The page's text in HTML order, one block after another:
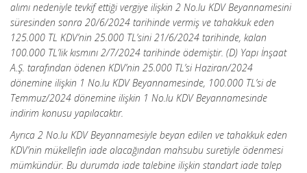
alımı nedeniyle tevkif ettiği vergiye ilişkin 2 No.lu KDV Beyannamesini
süresinden sonra 20/6/2024 tarihinde vermiş ve tahakkuk eden
125.000 TL KDV’nin 25.000 TL’sini 21/6/2024 tarihinde, kalan
100.000 TL’lik kısmını 2/7/2024 tarihinde ödemiştir. (D) Yapı İnşaat
A.Ş. tarafından ödenen KDV’nin 25.000 TL’si Haziran/2024
dönemine ilişkin 1 No.lu KDV Beyannamesinde, 100.000 TL’si de
Temmuz/2024 dönemine ilişkin 1 No.lu KDV Beyannamesinde
indirim konusu yapılacaktır.
Ayrıca 2 No.lu KDV Beyannamesiyle beyan edilen ve tahakkuk eden
KDV’nin mükellefin iade alacağından mahsubu suretiyle ödenmesi
mümkündür. Bu durumda iade talebine ilişkin standart iade talep